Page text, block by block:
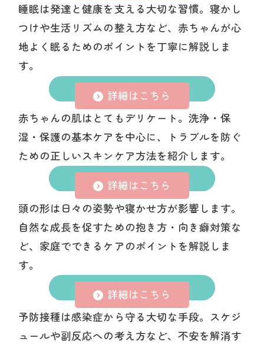
睡眠は発達と健康を支える大切な習慣。寝かし
つけや生活リズムの整え方など、赤ちゃんが心
地よく眠るためのポイントを丁寧に解説しま
す。
詳細はこちら
肌とスキンケア
赤ちゃんの肌はとてもデリケート。洗浄・保
湿・保護の基本ケアを中心に、トラブルを防ぐ
ための正しいスキンケア方法を紹介します。
詳細はこちら
頭の形
頭の形は日々の姿勢や寝かせ方が影響します。
自然な成長を促すための抱き方・向き癖対策な
ど、家庭でできるケアのポイントを解説しま
す。
詳細はこちら
予防接種
予防接種は感染症から守る大切な手段。スケジ
ュールや副反応への考え方など、不安を解消す